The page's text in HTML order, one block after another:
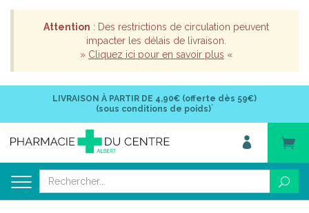
Attention : Des restrictions de circulation peuvent
impacter les délais de livraison.
» Cliquez ici pour en savoir plus «
LIVRAISON À PARTIR DE 4,90€ (offerte dès 59€)
(sous conditions de poids)*